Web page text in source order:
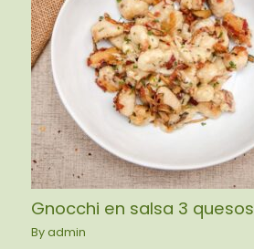
Gnocchi en salsa 3 quesos
Byadmin